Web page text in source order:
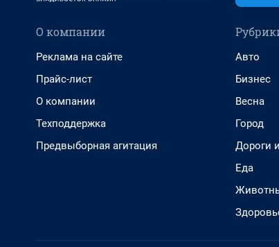
О компании
Реклама на сайте
Прайс-лист
О компании
Техподдержка
Предвыборная агитация
Авто
Бизнес
Весна
Город
Дороги
Еда